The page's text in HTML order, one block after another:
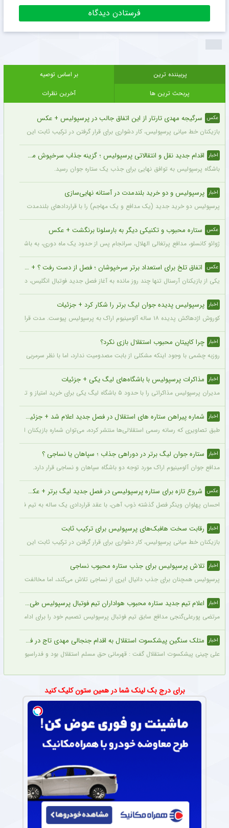
پربیننده ترین
بر اساس توصیه
پربحث ترین ها
آخرین نظرات
عکس سرگیجه مهدی تارتار از این اتفاق جالب در پرسپولیس + عکس
بازیکنان خط میانی پرسپولیس، کار دشواری برای قرار گرفتن در ترکیب ثابت این تیم
اخبار اقدام جدید نقل و انتقالاتی پرسپولیس ؛ گزینه جذاب سرخپوش می شود؟
باشگاه پرسپولیس به توافق نهایی برای جذب یک ستاره جوان رسید.
اخبار پرسپولیس و دو خرید بلندمدت در آستانه نهایی‌سازی
پرسپولیس دو خرید جدید (یک مدافع و یک مهاجم) را با قراردادهای بلندمدت نهایی کرده
عکس ستاره محبوب و تکنیکی دیگر به بارسلونا برنگشت + عکس
ژوائو کانسلو، مدافع پرتغالی الهلال، سرانجام پس از حدود یک ماه دوری، به باشگاه
عکس اتفاق تلخ برای استعداد برتر سرخپوشان ؛ فصل از دست رفت ؟ + عکس
یکی از بازیکنان آرسنال تنها چند روز مانده به آغاز فصل جدید فوتبال انگلیس، دچار
اخبار پرسپولیس پدیده جوان لیگ برتر را شکار کرد + جزئیات
کوروش اژدهاکش پدیده ۱۸ ساله آلومینیوم اراک به پرسپولیس پیوست. مدت قرارداد اژدهاکش با پرسپولیس به مدت ۴ سال است.
اخبار چرا کاپیتان محبوب استقلال بازی نکرد؟
روزبه چشمی با وجود اینکه مشکلی از بابت مصدومیت ندارد، اما با نظر سرمربی استقلال
اخبار مذاکرات پرسپولیس با باشگاه‌های لیگ یکی + جزئیات
مدیران پرسپولیس مذاکراتی را با حدود ۵ باشگاه لیگ یکی برای خرید امتیاز و تشکیل تیم «ب» آغاز کرده‌اند.
اخبار شماره پیراهن ستاره های استقلال در فصل جدید اعلام شد + جزئیات
طبق تصاویری که رسانه رسمی استقلالی‌ها منتشر کرده، می‌توان شماره بازیکنان این
اخبار ستاره جوان لیگ برتر در دوراهی جذاب ؛ سپاهان یا نساجی ؟
مدافع جوان آلومینیوم اراک مورد توجه دو باشگاه سپاهان و نساجی قرار دارد.
عکس شروع تازه برای ستاره پرسپولیسی در فصل جدید لیگ برتر + عکس
احسان پهلوان وینگر فصل گذشته ذوب آهن، با عقد قراردادی یک ساله به تیم فجر
اخبار رقابت سخت هافبک‌های پرسپولیس برای ترکیب ثابت
بازیکنان خط میانی پرسپولیس، کار دشواری برای قرار گرفتن در ترکیب ثابت این تیم
اخبار تلاش پرسپولیس برای جذب ستاره محبوب نساجی
پرسپولیس همچنان برای جذب دانیال ایری از نساجی تلاش می‌کند، اما مخالفت
اخبار اعلام تیم جدید ستاره محبوب هواداران تیم فوتبال پرسپولیس طی ۴۸ ساعت آینده
مرتضی پورعلی‌گنجی مدافع سابق تیم فوتبال پرسپولیس تصمیم خود را برای ادامه
اخبار متلک سنگین پیشکسوت استقلال به اقدام جنجالی مهدی تاج در فدراسیون فوتبال
علی چینی پیشکسوت استقلال گفت : قهرمانی حق مسلم استقلال بود و فدراسیون باید آن
برای درج بک لینک شما در همین ستون کلیک کنید